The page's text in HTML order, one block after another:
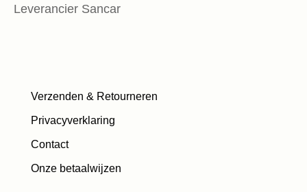
Leverancier Sancar
Verzenden & Retourneren
Privacyverklaring
Contact
Onze betaalwijzen